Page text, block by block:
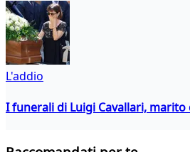
L'addio
I funerali di Luigi Cavallari,